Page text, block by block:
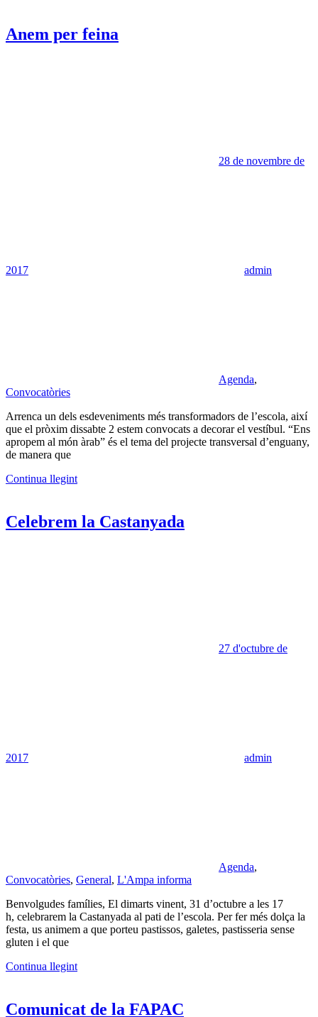
Anem per feina
28 de novembre de
2017 admin
Agenda,
Convocatòries
Arrenca un dels esdeveniments més transformadors de l’escola, així
que el pròxim dissabte 2 estem convocats a decorar el vestíbul. “Ens
apropem al món àrab” és el tema del projecte transversal d’enguany,
de manera que
Continua llegint
Celebrem la Castanyada
27 d'octubre de
2017 admin
Agenda,
Convocatòries, General, L'Ampa informa
Benvolgudes famílies, El dimarts vinent, 31 d’octubre a les 17
h, celebrarem la Castanyada al pati de l’escola. Per fer més dolça la
festa, us animem a que porteu pastissos, galetes, pastisseria sense
gluten i el que
Continua llegint
Comunicat de la FAPAC